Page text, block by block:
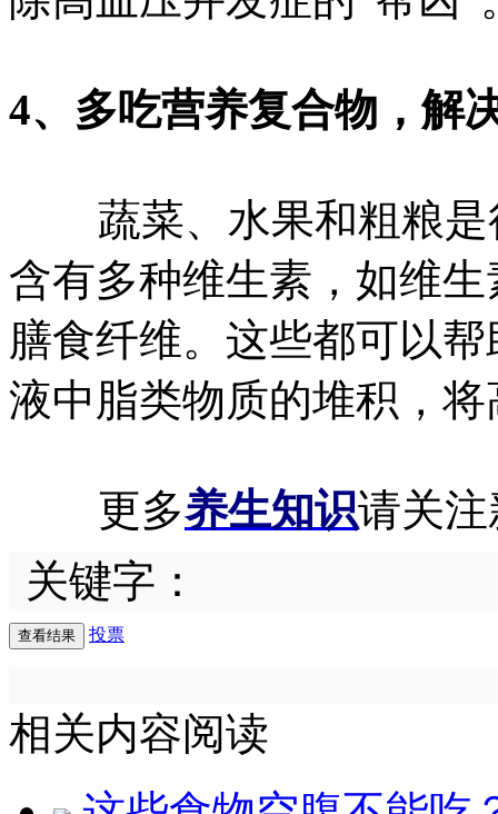
4、多吃营养复合物，解
蔬菜、水果和粗粮是
含有多种维生素，如维
膳食纤维。这些都可以
液中脂类物质的堆积，
更多养生知识请关
关键字：
投票
相关内容阅读